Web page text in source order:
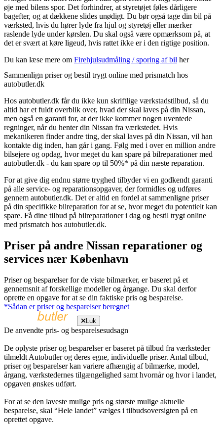
øje med bilens spor. Det forhindrer, at styretøjet føles dårligere
bagefter, og at dækkene slides unødigt. Du bør også tage din bil på
værksted, hvis du hører lyde fra hjul og styretøj eller mærker
raslende lyde under kørslen. Du skal også være opmærksom på, at
det er svært at køre ligeud, hvis rattet ikke er i den rigtige position.
Du kan læse mere om Firehjulsudmåling / sporing af bil her
Sammenlign priser og bestil trygt online med prismatch hos
autobutler.dk
Hos autobutler.dk får du ikke kun skriftlige værkstadstilbud, så du
altid har et fuldt overblik over, hvad der skal laves på din Nissan,
men også en garanti for, at der ikke kommer nogen uventede
regninger, når du henter din Nissan fra værkstedet. Hvis
mekanikeren finder andre ting, der skal laves på din Nissan, vil han
kontakte dig inden, han går i gang. Følg med i over en million andre
bilsejere og opdag, hvor meget du kan spare på bilreparationer med
autobutler.dk - du kan spare op til 50%* på din næste reparation.
For at give dig endnu større tryghed tilbyder vi en godkendt garanti
på alle service- og reparationsopgaver, der formidles og udføres
gennem autobutler.dk. Det er altid en fordel at sammenligne priser
på din specifikke bilreparation for at se, hvor meget du potentielt kan
spare. Få dine tilbud på bilreparationer i dag og bestil trygt online
med prismatch hos autobutler.dk.
Priser på andre Nissan reparationer og
services nær København
Priser og besparelser for de viste bilmærker, er baseret på et
gennemsnit af forskellige modeller og årgange. Du skal derfor
oprette en opgave for at se din faktiske pris og besparelse.
*Sådan er priser og besparelser beregnet
Luk
De anvendte pris- og besparelsesudsagn
De oplyste priser og besparelser er baseret på tilbud fra værksteder
tilmeldt Autobutler og deres egne, individuelle priser. Antal tilbud,
priser og besparelser kan variere afhængig af bilmærke, model,
årgang, værkstedernes tilgængelighed samt hvornår og hvor i landet,
opgaven ønskes udført.
For at se den laveste mulige pris og største mulige aktuelle
besparelse, skal “Hele landet” vælges i tilbudsoversigten på en
oprettet opgave.